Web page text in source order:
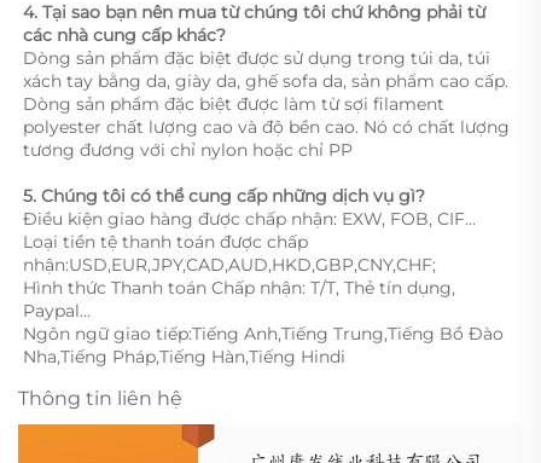
4. Tại sao bạn nên mua từ chúng tôi chứ không phải từ
các nhà cung cấp khác?
Dòng sản phẩm đặc biệt được sử dụng trong túi da, túi
xách tay bằng da, giày da, ghế sofa da, sản phẩm cao cấp.
Dòng sản phẩm đặc biệt được làm từ sợi filament
polyester chất lượng cao và độ bền cao. Nó có chất lượng
tương đương với chỉ nylon hoặc chỉ PP
5. Chúng tôi có thể cung cấp những dịch vụ gì?
Điều kiện giao hàng được chấp nhận: EXW, FOB, CIF...
Loại tiền tệ thanh toán được chấp
nhận:USD,EUR,JPY,CAD,AUD,HKD,GBP,CNY,CHF;
Hình thức Thanh toán Chấp nhận: T/T, Thẻ tín dụng,
Paypal...
Ngôn ngữ giao tiếp:Tiếng Anh,Tiếng Trung,Tiếng Bồ Đào
Nha,Tiếng Pháp,Tiếng Hàn,Tiếng Hindi
Thông tin liên hệ